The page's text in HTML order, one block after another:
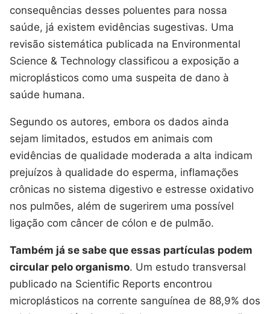
consequências desses poluentes para nossa
saúde, já existem evidências sugestivas. Uma
revisão sistemática publicada na Environmental
Science & Technology classificou a exposição a
microplásticos como uma suspeita de dano à
saúde humana.
Segundo os autores, embora os dados ainda
sejam limitados, estudos em animais com
evidências de qualidade moderada a alta indicam
prejuízos à qualidade do esperma, inflamações
crônicas no sistema digestivo e estresse oxidativo
nos pulmões, além de sugerirem uma possível
ligação com câncer de cólon e de pulmão.
Também já se sabe que essas partículas podem
circular pelo organismo. Um estudo transversal
publicado na Scientific Reports encontrou
microplásticos na corrente sanguínea de 88,9% dos